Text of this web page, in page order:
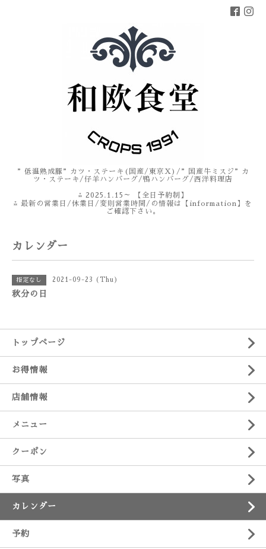
”低温熟成豚”カツ・ステーキ(国産/東京X)/”国産牛ミスジ”カ
ツ・ステーキ/仔羊ハンバーグ/鴨ハンバーグ/西洋料理店
⁂ 2025.1.15～ 【全日予約制】
⁂ 最新の営業日/休業日/変則営業時間/の情報は【information】を
ご確認下さい。
カレンダー
指定なし 2021-09-23 (Thu)
秋分の日
トップページ
お得情報
店舗情報
メニュー
クーポン
写真
カレンダー
予約